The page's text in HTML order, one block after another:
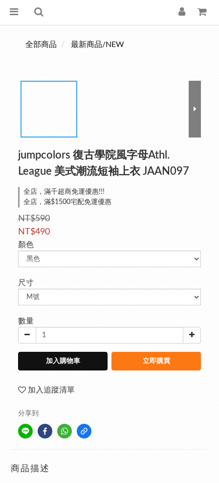
全部商品 最新商品/NEW
jumpcolors 復古學院風字母Athl.
League 美式潮流短袖上衣 JAAN097
全店，滿千超商免運優惠!!!
全店，滿$1500宅配免運優惠
NT$590
NT$490
顏色
尺寸
數量
加入購物車 立即購買
加入追蹤清單
分享到
商品描述